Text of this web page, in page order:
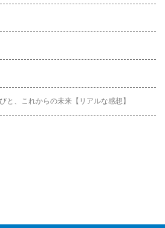
と、これからの未来【リアルな感想】